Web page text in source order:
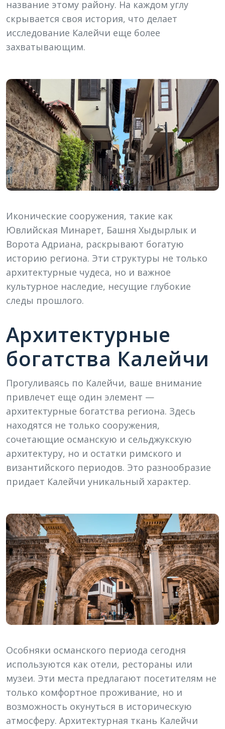
название этому району. На каждом углу
скрывается своя история, что делает
исследование Калейчи еще более
захватывающим.
Иконические сооружения, такие как
Ювлийская Минарет, Башня Хыдырлык и
Ворота Адриана, раскрывают богатую
историю региона. Эти структуры не только
архитектурные чудеса, но и важное
культурное наследие, несущие глубокие
следы прошлого.
Архитектурные
богатства Калейчи
Прогуливаясь по Калейчи, ваше внимание
привлечет еще один элемент —
архитектурные богатства региона. Здесь
находятся не только сооружения,
сочетающие османскую и сельджукскую
архитектуру, но и остатки римского и
византийского периодов. Это разнообразие
придает Калейчи уникальный характер.
Особняки османского периода сегодня
используются как отели, рестораны или
музеи. Эти места предлагают посетителям не
только комфортное проживание, но и
возможность окунуться в историческую
атмосферу. Архитектурная ткань Калейчи